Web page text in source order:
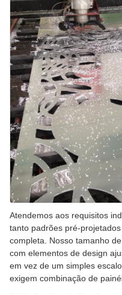
Atendemos aos requisitos
tanto padrões pré-
completa. Nosso tamanho
com elementos de design
em vez de um simples
exigem combinação de